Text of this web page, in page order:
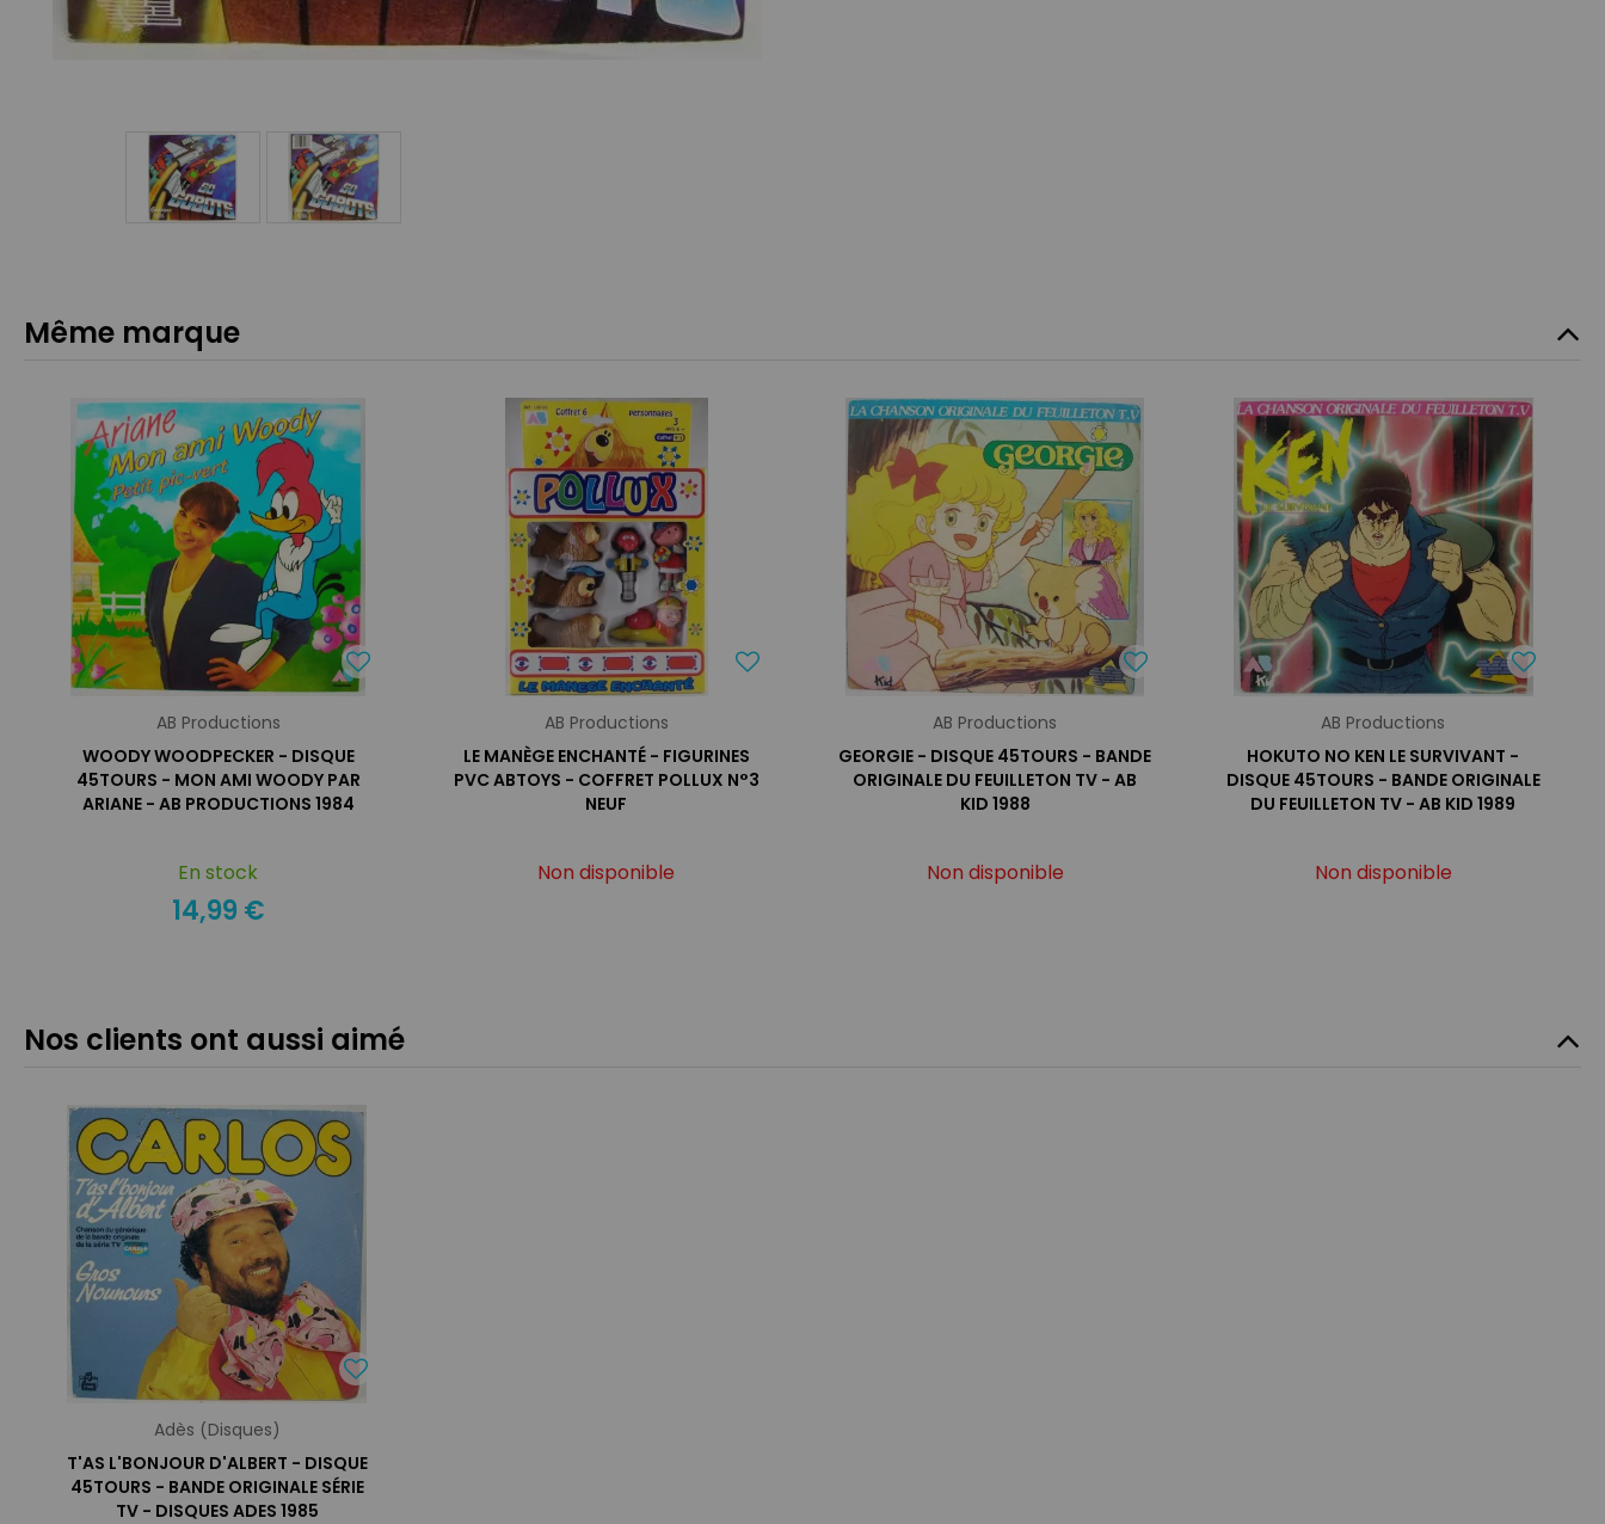
Même marque
AB Productions
WOODY WOODPECKER - DISQUE
45TOURS - MON AMI WOODY PAR
ARIANE - AB PRODUCTIONS 1984
En stock
14,99 €
AB Productions
LE MANÈGE ENCHANTÉ - FIGURINES
PVC ABTOYS - COFFRET POLLUX N°3
NEUF
Non disponible
AB Productions
GEORGIE - DISQUE 45TOURS - BANDE
ORIGINALE DU FEUILLETON TV - AB
KID 1988
Non disponible
AB Productions
HOKUTO NO KEN LE SURVIVANT -
DISQUE 45TOURS - BANDE ORIGINALE
DU FEUILLETON TV - AB KID 1989
Non disponible
Nos clients ont aussi aimé
Adès (Disques)
T'AS L'BONJOUR D'ALBERT - DISQUE
45TOURS - BANDE ORIGINALE SÉRIE
TV - DISQUES ADES 1985